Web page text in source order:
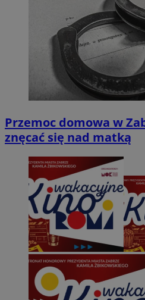
Przemoc domowa w
znęcać się nad matką